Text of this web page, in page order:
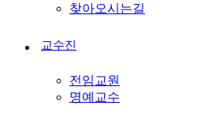
찾아오시는길
교수진
전임교원
명예교수